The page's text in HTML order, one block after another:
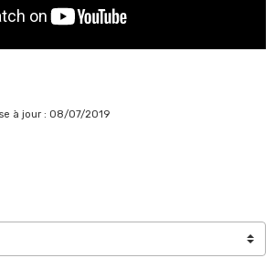
à jour : 08/07/2019